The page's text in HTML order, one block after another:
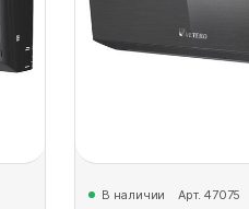
В наличии Арт. 47075